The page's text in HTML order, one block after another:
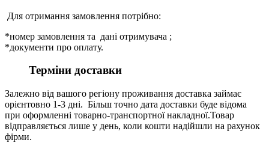
Для отримання замовлення потрібно:
*номер замовлення та дані отримувача ;
*документи про оплату.
Терміни доставки
Залежно від вашого регіону проживання доставка займає
орієнтовно 1-3 дні. Більш точно дата доставки буде відома
при оформленні товарно-транспортної накладної.Товар
відправляється лише у день, коли кошти надійшли на рахунок
фірми.